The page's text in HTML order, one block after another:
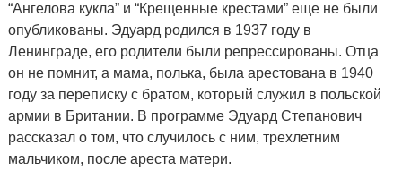
“Ангелова кукла” и “Крещенные крестами” еще не были
опубликованы. Эдуард родился в 1937 году в
Ленинграде, его родители были репрессированы. Отца
он не помнит, а мама, полька, была арестована в 1940
году за переписку с братом, который служил в польской
армии в Британии. В программе Эдуард Степанович
рассказал о том, что случилось с ним, трехлетним
мальчиком, после ареста матери.